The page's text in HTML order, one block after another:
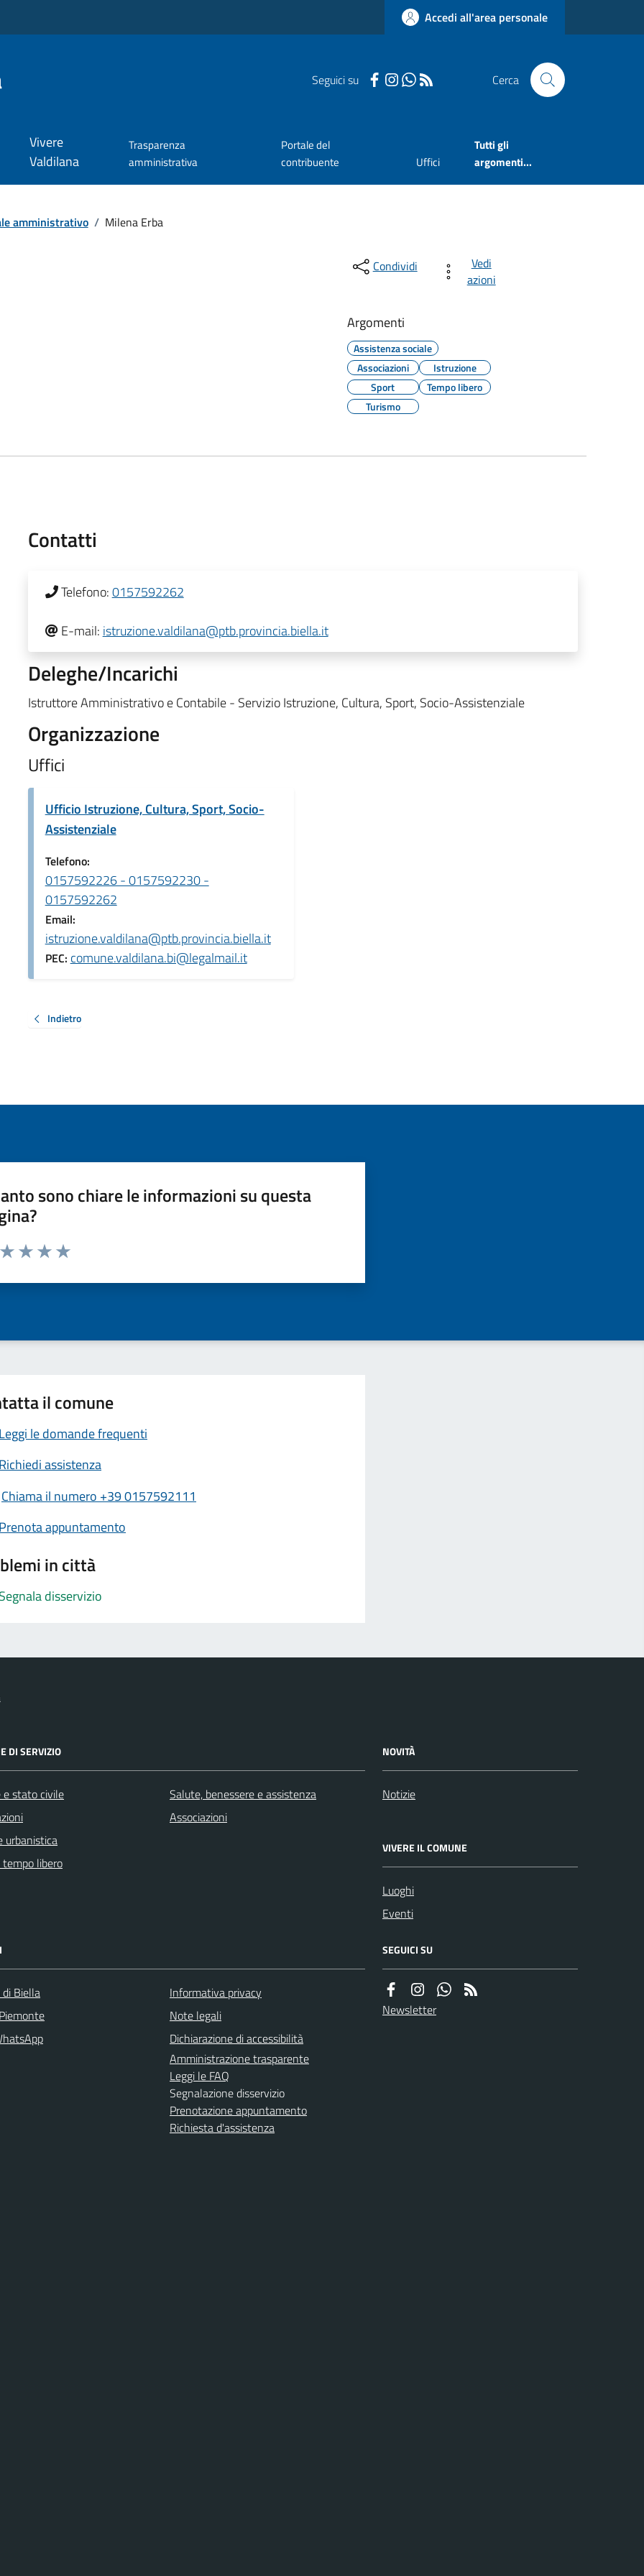
Accedi all'area personale
Seguici su Cerca
Vivere
Valdilana
Trasparenza
amministrativa
Portale del
contribuente
Uffici
Tutti gli
argomenti...
amministrativo / Milena Erba
Condividi
Vedi
azioni
Argomenti
Assistenza sociale
Associazioni
Istruzione
Sport
Tempo libero
Turismo
Contatti
Telefono:0157592262
E-mail: istruzione.valdilana@ptb.provincia.biella.it
Deleghe/Incarichi
Istruttore Amministrativo e Contabile - Servizio Istruzione, Cultura, Sport, Socio-Assistenziale
Organizzazione
Uffici
Ufficio Istruzione, Cultura, Sport, Socio-
Assistenziale
Telefono:
0157592226 - 0157592230 -
0157592262
Email:
istruzione.valdilana@ptb.provincia.biella.it
PEC: comune.valdilana.bi@legalmail.it
Indietro
sono chiare le informazioni su questa
da 1 a 5 stelle la pagina
il comune
Leggi le domande frequenti
Richiedi assistenza
Chiama il numero +39 0157592111
Prenota appuntamento
in città
Segnala disservizio
DI SERVIZIO
e stato civile
urbanistica
libero
Salute, benessere e assistenza
Associazioni
NOVITÀ
Notizie
VIVERE IL COMUNE
Luoghi
Eventi
Biella
Informativa privacy
Note legali
Dichiarazione di accessibilità
Amministrazione trasparente
Leggi le FAQ
Segnalazione disservizio
Prenotazione appuntamento
Richiesta d'assistenza
SEGUICI SU
Newsletter